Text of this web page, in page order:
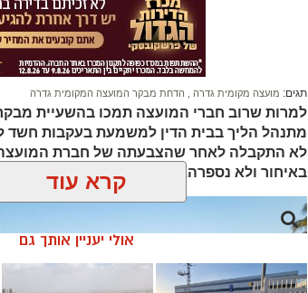
תגים: מועצה מקומית גדרה הדחת מבקר המועצה המקומית גדרה
למרות שרוב חברי המועצה תמכו בהשעיית
מתנהל הליך בבית הדין למשמעת בעקבות חשד
לא התקבלה לאחר שהצבעתה של חברת המועצה
באיחור ולא נספרה. כל חברי האופוזיציה, למעט
קרא עוד
אולי יעניין אותך גם